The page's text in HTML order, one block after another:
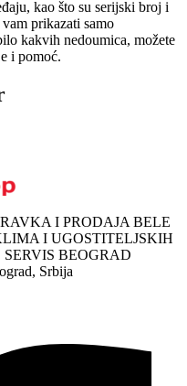
kao što su serijski broj i
prikazati samo
kakvih nedoumica, možete
i pomoć.
I PRODAJA BELE
I UGOSTITELJSKIH
BEOGRAD
Srbija